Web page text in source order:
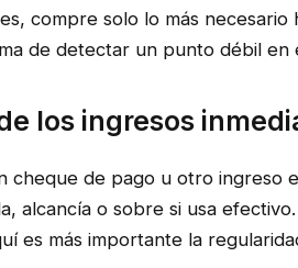
compre solo lo más necesario
de detectar un punto débil en
los ingresos
cheque de pago u otro ingreso
alcancía o sobre si usa
es más importante la